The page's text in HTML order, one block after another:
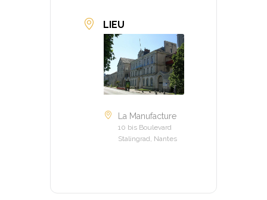
LIEU
La Manufacture
10 bis Boulevard
Stalingrad, Nantes